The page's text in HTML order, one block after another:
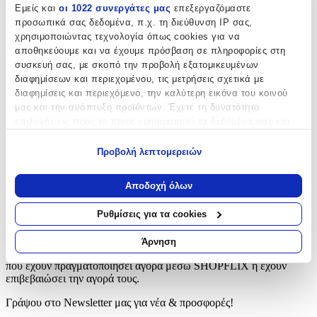
Εμείς και οι 1022 συνεργάτες μας επεξεργαζόμαστε
προσωπικά σας δεδομένα, π.χ. τη διεύθυνση IP σας,
χρησιμοποιώντας τεχνολογία όπως cookies για να
αποθηκεύουμε και να έχουμε πρόσβαση σε πληροφορίες στη
συσκευή σας, με σκοπό την προβολή εξατομικευμένων
διαφημίσεων και περιεχομένου, τις μετρήσεις σχετικά με
διαφημίσεις και περιεχόμενο, την καλύτερη εικόνα του κοινού
μας και την ανάπτυξη προϊόντων. Έχετε τη δυνατότητα
Να συλλέξουμε πληροφορίες σχετικά με τη γεωγραφική
σας τοποθεσία, οι οποίες μπορεί να είναι ακριβείς σε
απόσταση μερικών μέτρων
Να αναγνωρίσουμε τη συσκευή σας σαρώνοντας ενεργά
για συγκεκριμένα χαρακτηριστικά (δακτυλικό αποτύπωμα)
Μάθετε περισσότερα σχετικά με τον τρόπο επεξεργασίας των
προσωπικών σας δεδομένων και καθορίστε τις προτιμήσεις σας
στηνενότητα “Λεπτομέρειες”
ανακαλέσετε τη συγκατάθεσή σας ανά πάσα στιγμή από τη
Δήλωση Cookies.
Προβολή λεπτομερειών
Αποδοχή όλων
Ρυθμίσεις για τα cookies
Άρνηση
Χαρακτηριστικά
+
Χαρακτηριστικά
Είδος
Φερμουάρ
Προς το παρόν δεν υπάρχουν άλλες αξιολογήσεις. Όταν
προστεθούν, θα εμφανιστούν εδώ.
Πώς υπολογίζεται η βαθμολογία
Η τελική βαθμολογία βασίζεται αποκλειστικά σε κριτικές χρηστών
που έχουν πραγματοποιήσει αγορά μέσω SHOPFLIX ή έχουν
επιβεβαιώσει την αγορά τους.
Γράψου στο Νewsletter μας για νέα & προσφορές!